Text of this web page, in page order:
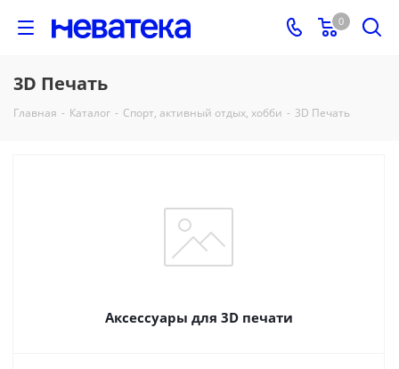
0
3D Печать
Главная - Каталог - Спорт, активный отдых, хобби - 3D Печать
Аксессуары для 3D печати